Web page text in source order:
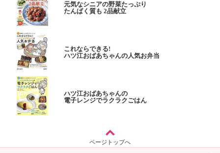
元気なシニアの野菜たっぷり
たんぱく質も 2品献立
これならできる!
ハツ江おばあちゃんの人気お弁当
ハツ江おばあちゃんの
電子レンジでラクラクごはん
ページトップへ